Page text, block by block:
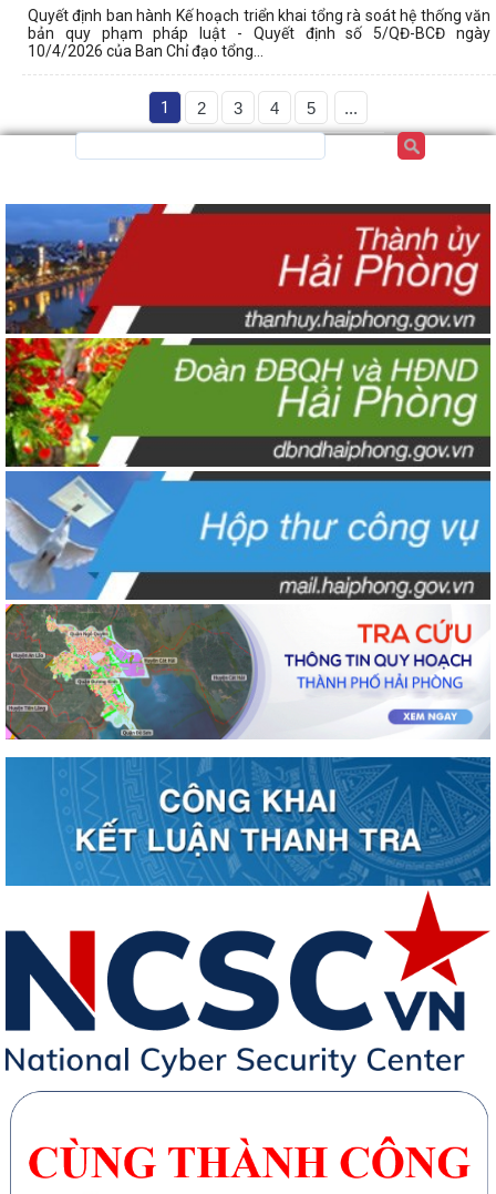
Quyết định ban hành Kế hoạch triển khai tổng rà soát hệ thống văn
bản quy phạm pháp luật - Quyết định số 5/QĐ-BCĐ ngày
10/4/2026 của Ban Chỉ đạo tổng...
1 2 3 4 5 ...